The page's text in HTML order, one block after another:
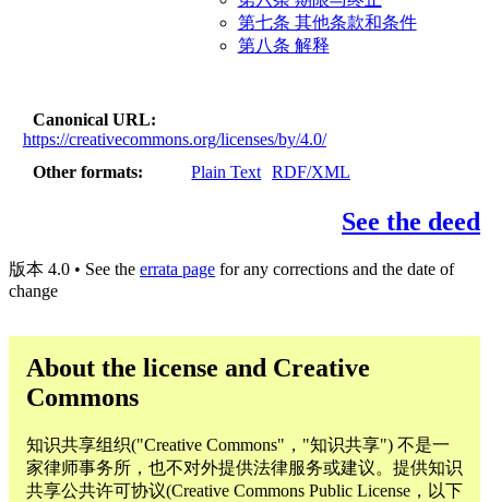
第七条 其他条款和条件
第八条 解释
Canonical URL
https://creativecommons.org/licenses/by/4.0/
Other formats
Plain Text RDF/XML
See the deed
版本 4.0 • See the errata page for any corrections and the date of
change
About the license and Creative
Commons
知识共享组织("Creative Commons"，"知识共享") 不是一
家律师事务所，也不对外提供法律服务或建议。提供知识
共享公共许可协议(Creative Commons Public License，以下